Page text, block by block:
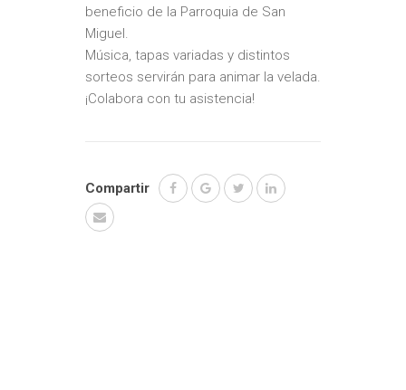
beneficio de la Parroquia de San
Miguel.
Música, tapas variadas y distintos
sorteos servirán para animar la velada.
¡Colabora con tu asistencia!
Compartir